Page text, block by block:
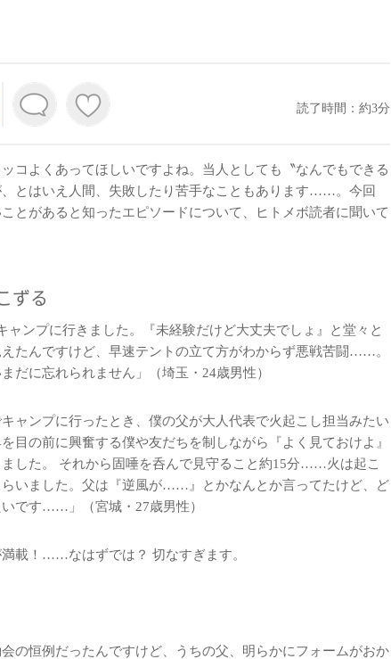
読了時間：約3分
コよくあってほしいですよね。当人としても〝なんでもできる
とはいえ人間、失敗したり苦手なこともあります……。今回
とがあると知ったエピソードについて、ヒトメボ読者に聞いて
ずる
ャンプに行きました。『未経験だけど大丈夫でしょ』と堂々と
たんですけど、早速テントの立て方がわからず悪戦苦闘……。
だに忘れられません」（埼玉・24歳男性）
ャンプに行ったとき、僕の父が大人代表で火起こし担当みたい
目の前に興奮する僕や友だちを制しながら『よく見ておけよ』
した。 それから固唾を呑んで見守ること約15分……火は起こ
いました。父は『逆風が……』とかなんとか言ってたけど、ど
です……」（宮城・27歳男性）
載！……なはずでは？ 切なすぎます。
の恒例だったんですけど、うちの父、明らかにフォームがおか